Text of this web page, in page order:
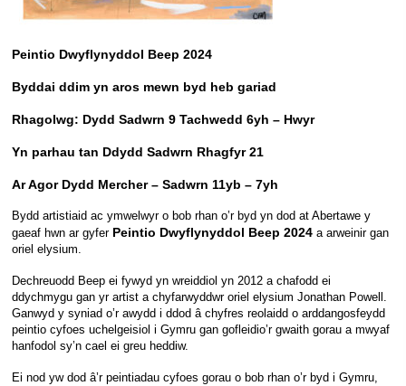
Peintio Dwyflynyddol Beep 2024
Byddai ddim yn aros mewn byd heb gariad
Rhagolwg: Dydd Sadwrn 9 Tachwedd 6yh – Hwyr
Yn parhau tan Ddydd Sadwrn Rhagfyr 21
Ar Agor Dydd Mercher – Sadwrn 11yb – 7yh
Bydd artistiaid ac ymwelwyr o bob rhan o’r byd yn dod at Abertawe y
gaeaf hwn ar gyfer Peintio Dwyflynyddol Beep 2024 a arweinir gan
oriel elysium.
Dechreuodd Beep ei fywyd yn wreiddiol yn 2012 a chafodd ei
ddychmygu gan yr artist a chyfarwyddwr oriel elysium Jonathan Powell.
Ganwyd y syniad o’r awydd i ddod â chyfres reolaidd o arddangosfeydd
peintio cyfoes uchelgeisiol i Gymru gan gofleidio’r gwaith gorau a mwyaf
hanfodol sy’n cael ei greu heddiw.
Ei nod yw dod â’r peintiadau cyfoes gorau o bob rhan o’r byd i Gymru,